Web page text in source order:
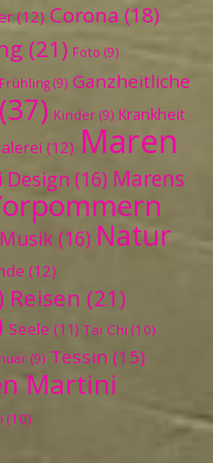
(12) Corona (18)
(21) Foto (9)
Frühling (9) Ganzheitliche
(37) Kinder (9) Krankheit
(12) Maren
(16) Marens
Musik(16) Natur
(12)
Reisen (21)
Seele (11) Tai Chi (10)
(9) Tessin (15)
Martini
(10)